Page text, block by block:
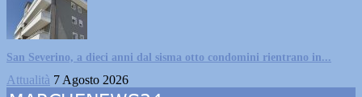
San Severino, a dieci anni dal sisma otto condomini rientrano in...
Attualità 7 Agosto 2026